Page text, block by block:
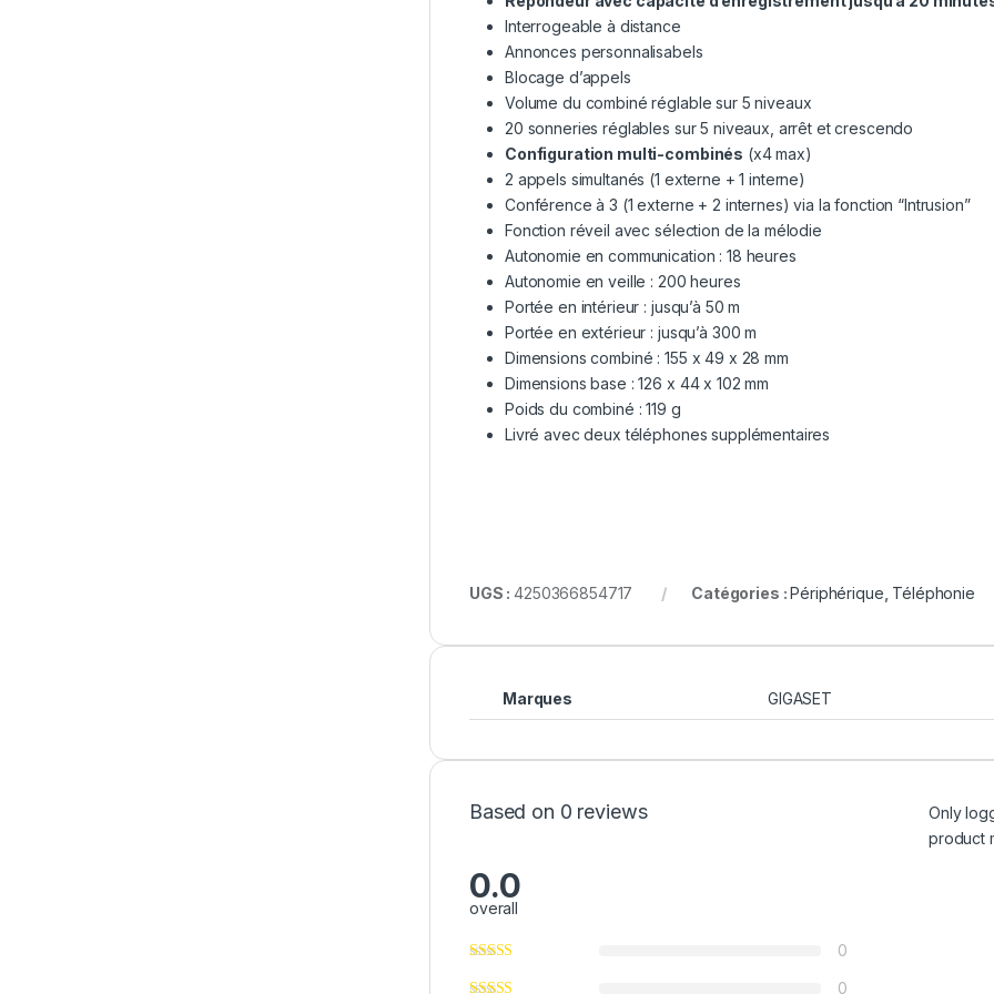
Interrogeable à distance
Annonces personnalisabels
Blocage d’appels
Volume du combiné réglable sur 5 niveaux
20 sonneries réglables sur 5 niveaux, arrêt et crescendo
Configuration multi-combinés (x4 max)
2 appels simultanés (1 externe + 1 interne)
Conférence à 3 (1 externe + 2 internes) via la fonction “Intrusion”
Fonction réveil avec sélection de la mélodie
Autonomie en communication : 18 heures
Autonomie en veille : 200 heures
Portée en intérieur : jusqu’à 50 m
Portée en extérieur : jusqu’à 300 m
Dimensions combiné : 155 x 49 x 28 mm
Dimensions base : 126 x 44 x 102 mm
Poids du combiné : 119 g
Livré avec deux téléphones supplémentaires
UGS :4250366854717 Catégories :Périphérique Téléphonie
Marques GIGASET
Based on 0 reviews
0.0
overall
0
0
Only
product